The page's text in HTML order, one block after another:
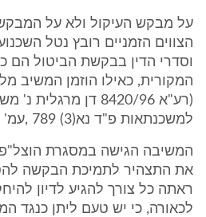
על מבקש העיקול ולא על
הצווים הזמניים רובץ נטל
וסדרי הדין בבקשת הביטול הם
המקורית, כאילו הוזמן המשיב
(רע"א 8420/96 דן
למשכנתאות פ"ד נא(3) 789 ,עמ' 800-801 ).
המשיבה הגישה במסגרת
את התצהיר לתמיכת הבקשה
ראתה כל צורך להגיע לדיון
לכאורה, כי יש טעם ליתן כנגד